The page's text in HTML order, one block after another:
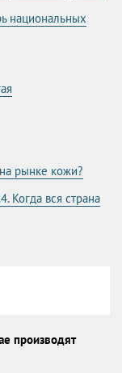
национальных
рынке кожи?
Когда вся страна
производят